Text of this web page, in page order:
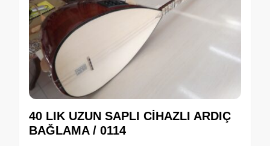
40 LIK UZUN SAPLI CİHAZLI ARDIÇ
BAĞLAMA / 0114